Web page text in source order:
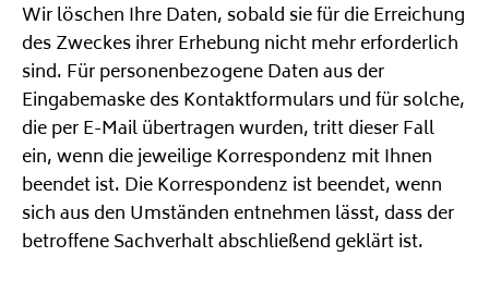
Wir löschen Ihre Daten, sobald sie für die Erreichung
des Zweckes ihrer Erhebung nicht mehr erforderlich
sind. Für personenbezogene Daten aus der
Eingabemaske des Kontaktformulars und für solche,
die per E-Mail übertragen wurden, tritt dieser Fall
ein, wenn die jeweilige Korrespondenz mit Ihnen
beendet ist. Die Korrespondenz ist beendet, wenn
sich aus den Umständen entnehmen lässt, dass der
betroffene Sachverhalt abschließend geklärt ist.